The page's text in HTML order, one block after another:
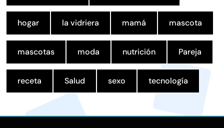
hogar la vidriera mamá mascota
mascotas moda nutrición Pareja
receta Salud sexo tecnología